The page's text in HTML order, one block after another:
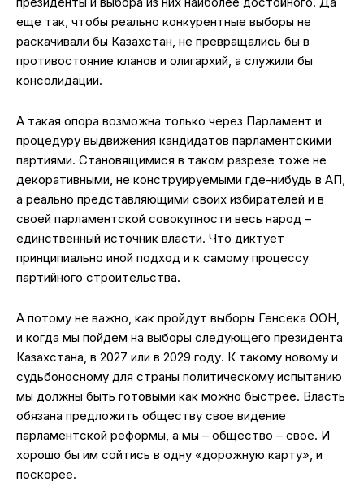
еще так, чтобы реально конкурентные выборы не
раскачивали бы Казахстан, не превращались бы в
противостояние кланов и олигархий, а служили бы
консолидации.
А такая опора возможна только через Парламент и
процедуру выдвижения кандидатов парламентскими
партиями. Становящимися в таком разрезе тоже не
декоративными, не конструируемыми где-нибудь в АП,
а реально представляющими своих избирателей и в
своей парламентской совокупности весь народ –
единственный источник власти. Что диктует
принципиально иной подход и к самому процессу
партийного строительства.
А потому не важно, как пройдут выборы Генсека ООН,
и когда мы пойдем на выборы следующего президента
Казахстана, в 2027 или в 2029 году. К такому новому и
судьбоносному для страны политическому испытанию
мы должны быть готовыми как можно быстрее. Власть
обязана предложить обществу свое видение
парламентской реформы, а мы – общество – свое. И
хорошо бы им сойтись в одну «дорожную карту», и
поскорее.